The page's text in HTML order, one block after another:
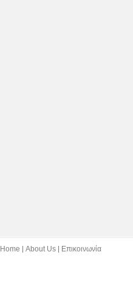
Home About Us Επικοινωνία